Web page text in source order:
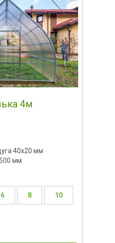
4м
40х20 мм
500 мм
6 8 10